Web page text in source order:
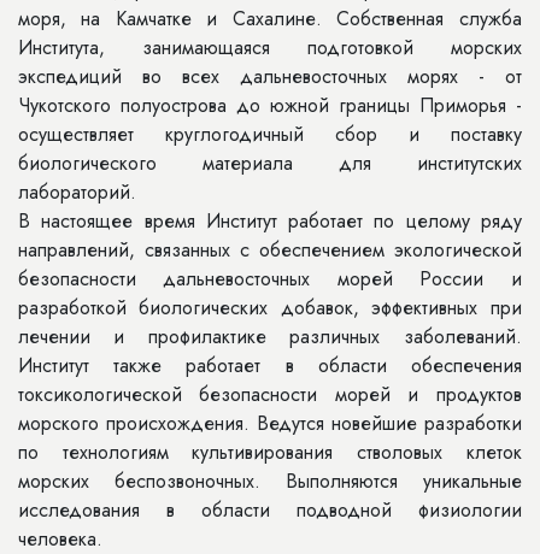
моря, на Камчатке и Сахалине. Собственная служба
Института, занимающаяся подготовкой морских
экспедиций во всех дальневосточных морях - от
Чукотского полуострова до южной границы Приморья -
осуществляет круглогодичный сбор и поставку
биологического материала для институтских
лабораторий.
В настоящее время Институт работает по целому ряду
направлений, связанных с обеспечением экологической
безопасности дальневосточных морей России и
разработкой биологических добавок, эффективных при
лечении и профилактике различных заболеваний.
Институт также работает в области обеспечения
токсикологической безопасности морей и продуктов
морского происхождения. Ведутся новейшие разработки
по технологиям культивирования стволовых клеток
морских беспозвоночных. Выполняются уникальные
исследования в области подводной физиологии
человека.